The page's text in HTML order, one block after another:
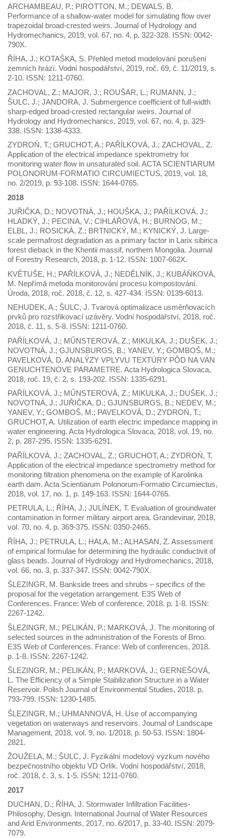
ARCHAMBEAU, P.; PIROTTON, M.; DEWALS, B.
Performance of a shallow-water model for simulating flow over
trapezoidal broad-crested weirs. Journal of Hydrology and
Hydromechanics, 2019, vol. 67, no. 4, p. 322-328. ISSN: 0042-
790X.
ŘÍHA, J.; KOTAŠKA, S. Přehled metod modelování porušení
zemních hrází. Vodní hospodářství, 2019, roč. 69, č. 11/2019, s.
2-10. ISSN: 1211-0760.
ZACHOVAL, Z.; MAJOR, J.; ROUŠAR, L.; RUMANN, J.;
ŠULC, J.; JANDORA, J. Submergence coefficient of full-width
sharp-edged broad-crested rectangular weirs. Journal of
Hydrology and Hydromechanics, 2019, vol. 67, no. 4, p. 329-
338. ISSN: 1338-4333.
ZYDROŃ, T.; GRUCHOT, A.; PAŘÍLKOVÁ, J.; ZACHOVAL, Z.
Application of the electrical impedance spektrometry for
monitoring water flow in unsaturated soil. ACTA SCIENTIARUM
POLONORUM-FORMATIO CIRCUMIECTUS, 2019, vol. 18,
no. 2/2019, p. 93-108. ISSN: 1644-0765.
2018
JUŘIČKA, D.; NOVOTNÁ, J.; HOUŠKA, J.; PAŘÍLKOVÁ, J.;
HLADKÝ, J.; PECINA, V.; CIHLÁŘOVÁ, H.; BURNOG, M.;
ELBL, J.; ROSICKÁ, Z.; BRTNICKÝ, M.; KYNICKÝ, J. Large-
scale permafrost degradation as a primary factor in Larix sibirica
forest dieback in the Khentii massif, northern Mongolia. Journal
of Forestry Research, 2018, p. 1-12. ISSN: 1007-662X.
KVĚTUŠE, H.; PAŘÍLKOVÁ, J.; NEDĚLNÍK, J.; KUBÁŇKOVÁ,
M. Nepřímá metoda monitorování procesu kompostování.
Úroda, 2018, roč. 2018, č. 12, s. 427-434. ISSN: 0139-6013.
NEHUDEK, A.; ŠULC, J. Tvarová optimalizace usměrňovacích
prvků pro rozstřikovací uzávěry. Vodní hospodářství, 2018, roč.
2018, č. 11, s. 5-8. ISSN: 1211-0760.
PAŘÍLKOVÁ, J.; MŰNSTEROVÁ, Z.; MIKULKA, J.; DUŠEK, J.;
NOVOTNÁ, J.; GJUNSBURGS, B.; YANEV, Y.; GOMBOŠ, M.;
PAVELKOVÁ, D. ANALÝZY VPLYVU TEXTÚRY PÔD NA VAN
GENUCHTENOVE PARAMETRE. Acta Hydrologica Slovaca,
2018, roč. 19, č. 2, s. 193-202. ISSN: 1335-6291.
PAŘÍLKOVÁ, J.; MŰNSTEROVÁ, Z.; MIKULKA, J.; DUŠEK, J.;
NOVOTNÁ, J.; JUŘIČKA, D.; GJUNSBURGS, B.; NEDEV, M.;
YANEV, Y.; GOMBOŠ, M.; PAVELKOVÁ, D.; ZYDROŃ, T.;
GRUCHOT, A. Utilization of earth electric impedance mapping in
water engineering. Acta Hydrologica Slovaca, 2018, vol. 19, no.
2, p. 287-295. ISSN: 1335-6291.
PAŘÍLKOVÁ, J.; ZACHOVAL, Z.; GRUCHOT, A.; ZYDROŃ, T.
Application of the electrical impedance spectrometry method for
monitoring filtration phenomena on the example of Karolinka
earth dam. Acta Scientiarum Polonorum-Formatio Circumiectus,
2018, vol. 17, no. 1, p. 149-163. ISSN: 1644-0765.
PETRULA, L.; ŘÍHA, J.; JULÍNEK, T. Evaluation of groundwater
contamination in former military airport area. Grandevinar, 2018,
vol. 70, no. 4, p. 369-375. ISSN: 0350-2465.
ŘÍHA, J.; PETRULA, L.; HALA, M.; ALHASAN, Z. Assessment
of empirical formulae for determining the hydraulic conductivit of
glass beads. Journal of Hydrology and Hydromechanics, 2018,
vol. 66, no. 3, p. 337-347. ISSN: 0042-790X.
ŠLEZINGR, M. Bankside trees and shrubs – specifics of the
proposal for the vegetation arrangement. E3S Web of
Conferences. France: Web of conference, 2018. p. 1-8. ISSN:
2267-1242.
ŠLEZINGR, M.; PELIKÁN, P.; MARKOVÁ, J. The monitoring of
selected sources in the administration of the Forests of Brno.
E3S Web of Conferences. France: Web of conferences, 2018.
p. 1-8. ISSN: 2267-1242.
ŠLEZINGR, M.; PELIKÁN, P.; MARKOVÁ, J.; GERNEŠOVÁ,
L. The Efficiency of a Simple Stabilization Structure in a Water
Reservoir. Polish Journal of Environmental Studies, 2018. p.
793-799. ISSN: 1230-1485.
ŠLEZINGR, M.; UHMANNOVÁ, H. Use of accompanying
vegetation on waterways and reservoirs. Journal of Landscape
Management, 2018, vol. 9, no. 1/2018, p. 50-53. ISSN: 1804-
2821.
ŽOUŽELA, M.; ŠULC, J. Fyzikální modelový výzkum nového
bezpečnostního objektu VD Orlík. Vodní hospodářství, 2018,
roč. 2018, č. 3, s. 1-5. ISSN: 1211-0760.
2017
DUCHAN, D.; ŘÍHA, J. Stormwater Infiltration Facilities-
Philosophy, Design. International Journal of Water Resources
and Arid Environments, 2017, no. 6/2017, p. 33-40. ISSN: 2079-
7079.